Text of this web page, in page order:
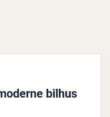
bilhus